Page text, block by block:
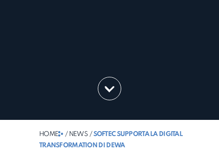
HOME / NEWS /SOFTEC SUPPORTA LA DIGITAL
TRANSFORMATION DI DEWA